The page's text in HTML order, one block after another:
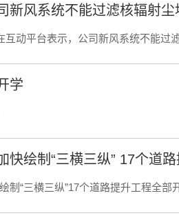
新风系统不能过滤核辐射尘
互动平台表示，公司新风系统不能过
学
快绘制“三横三纵” 17个道
制“三横三纵”17个道路提升工程全部